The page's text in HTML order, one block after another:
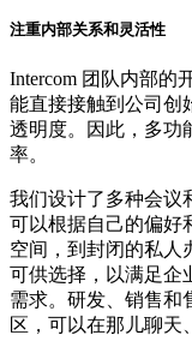
注重内部关系和灵活性
Intercom 团队内部的
能直接接触到公司创
透明度。因此，多功
率。
我们设计了多种会议
可以根据自己的偏好
空间，到封闭的私人
可供选择，以满足企
需求。研发、销售和
区，可以在那儿聊天